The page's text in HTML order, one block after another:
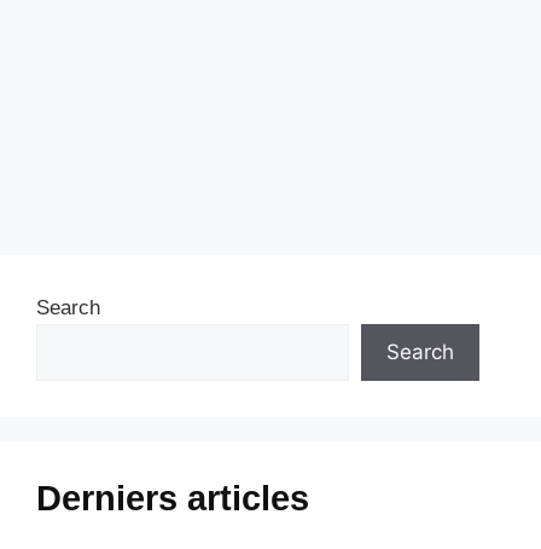
Search
Search
Derniers articles